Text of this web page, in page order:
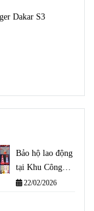
Dakar S3
Bảo hộ lao động
tại Khu Công
Nghiệp Cát Lái
22/02/2026